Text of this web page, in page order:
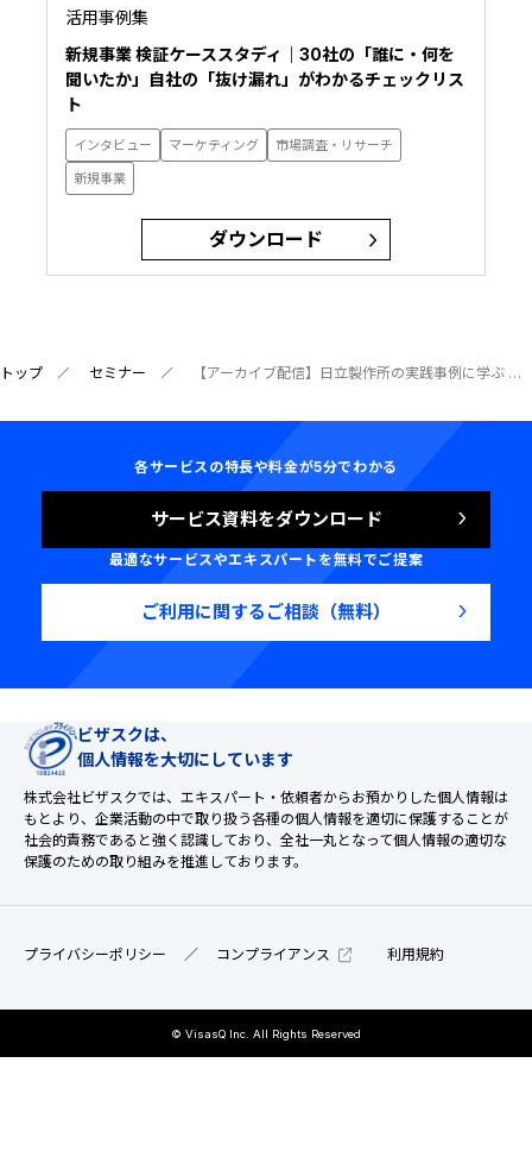
活用事例集
新規事業 検証ケーススタディ｜30社の「誰に・何を
聞いたか」自社の「抜け漏れ」がわかるチェックリス
ト
インタビュー マーケティング
市場調査・リサーチ
新規事業
ダウンロード
トップ セミナー 【アーカイブ配信】日立製作所の実践事例に学ぶ 大企業×新規事業 顧客インサイトの探り方〜「隠れた本音」を事業に変える仮説づくりの極意とは〜
各サービスの特長や料金が5分でわかる
サービス資料をダウンロード
最適なサービスやエキスパートを無料でご提案
ご利用に関するご相談（無料）
ビザスクは、
個人情報を大切にしています
株式会社ビザスクでは、エキスパート・依頼者からお預かりした個人情報は
もとより、 企業活動の中で取り扱う各種の個人情報を適切に保護することが
社会的責務であると強く認識しており、 全社一丸となって個人情報の適切な
保護のための取り組みを推進しております。
プライバシーポリシー コンプライアンス 利用規約
© VisasQ Inc. All Rights Reserved